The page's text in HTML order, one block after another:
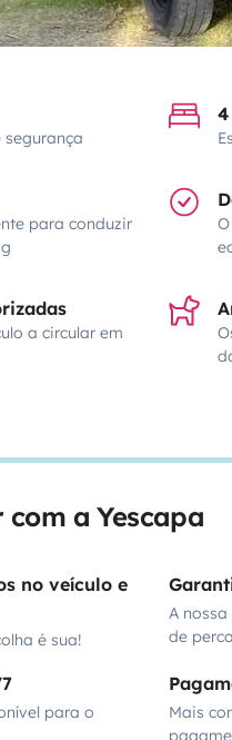
para conduzir
a circular em
a Yescapa
no veículo e
é sua!
A
de
para o
Mais